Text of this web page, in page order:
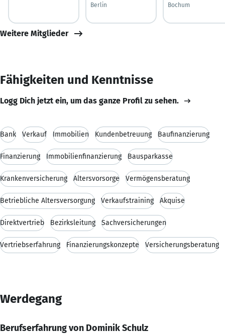
Berlin
Bochum
Weitere Mitglieder
Fähigkeiten und Kenntnisse
Logg Dich jetzt ein, um das ganze Profil zu sehen.
Bank Verkauf Immobilien Kundenbetreuung Baufinanzierung
Finanzierung Immobilienfinanzierung Bausparkasse
Krankenversicherung Altersvorsorge Vermögensberatung
Betriebliche Altersversorgung Verkaufstraining Akquise
Direktvertrieb Bezirksleitung Sachversicherungen
Vertriebserfahrung Finanzierungskonzepte Versicherungsberatung
Werdegang
Berufserfahrung von Dominik Schulz